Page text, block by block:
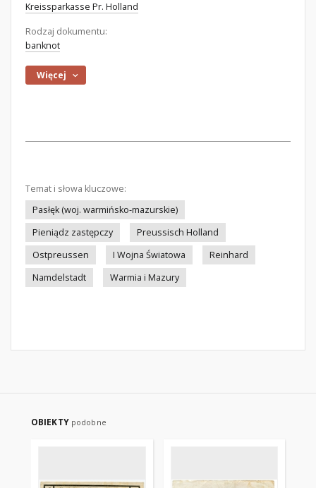
Kreissparkasse Pr. Holland
Rodzaj dokumentu:
banknot
Więcej
Temat i słowa kluczowe:
Pasłęk (woj. warmińsko-mazurskie)
Pieniądz zastępczy
Preussisch Holland
Ostpreussen
I Wojna Światowa
Reinhard
Namdelstadt
Warmia i Mazury
OBIEKTY podobne